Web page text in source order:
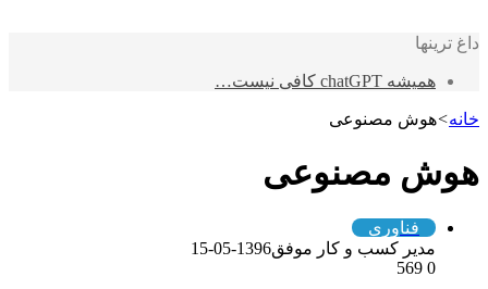
داغ ترینها
همیشه chatGPT کافی نیست…
خانه>هوش مصنوعی
هوش مصنوعی
فناوری
مدیر کسب و کار موفق1396-05-15
0